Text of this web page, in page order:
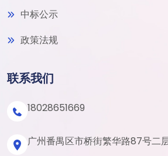
中标公示
政策法规
联系我们
18028651669
广州番禺区市桥街繁华路87号二